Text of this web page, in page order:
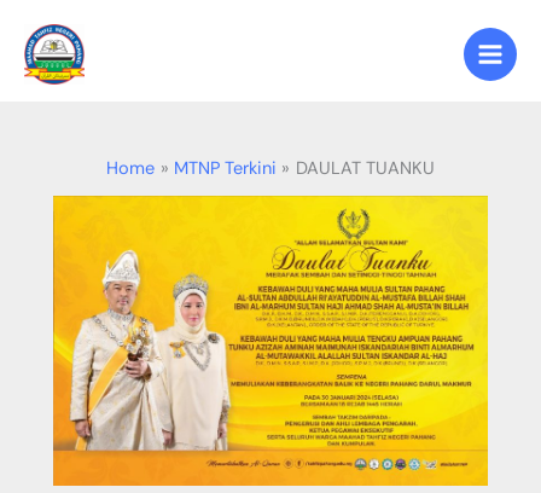
content
Home MTNP Terkini DAULAT TUANKU